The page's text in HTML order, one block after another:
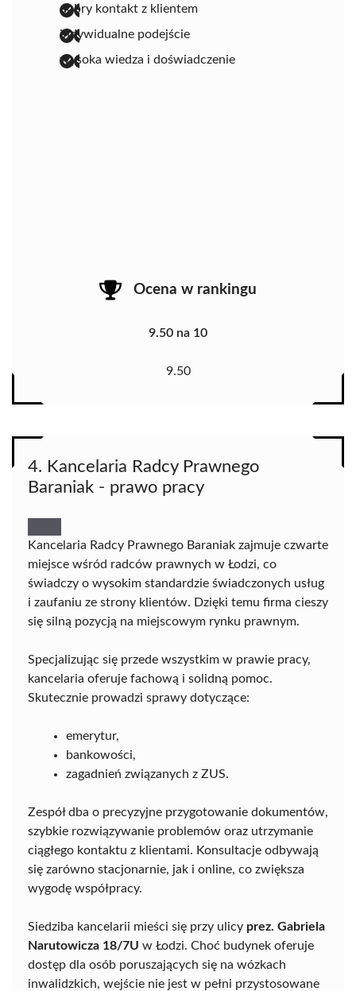
dobry kontakt z klientem
indywidualne podejście
wysoka wiedza i doświadczenie
Ocena w rankingu
9.50 na 10
9.50
4. Kancelaria Radcy Prawnego
Baraniak - prawo pracy
Kancelaria Radcy Prawnego Baraniak zajmuje czwarte
miejsce wśród radców prawnych w Łodzi, co
świadczy o wysokim standardzie świadczonych usług
i zaufaniu ze strony klientów. Dzięki temu firma cieszy
się silną pozycją na miejscowym rynku prawnym.
Specjalizując się przede wszystkim w prawie pracy,
kancelaria oferuje fachową i solidną pomoc.
Skutecznie prowadzi sprawy dotyczące:
emerytur,
bankowości,
zagadnień związanych z ZUS.
Zespół dba o precyzyjne przygotowanie dokumentów,
szybkie rozwiązywanie problemów oraz utrzymanie
ciągłego kontaktu z klientami. Konsultacje odbywają
się zarówno stacjonarnie, jak i online, co zwiększa
wygodę współpracy.
Siedziba kancelarii mieści się przy ulicy prez. Gabriela
Narutowicza 18/7U w Łodzi. Choć budynek oferuje
dostęp dla osób poruszających się na wózkach
inwalidzkich, wejście nie jest w pełni przystosowane